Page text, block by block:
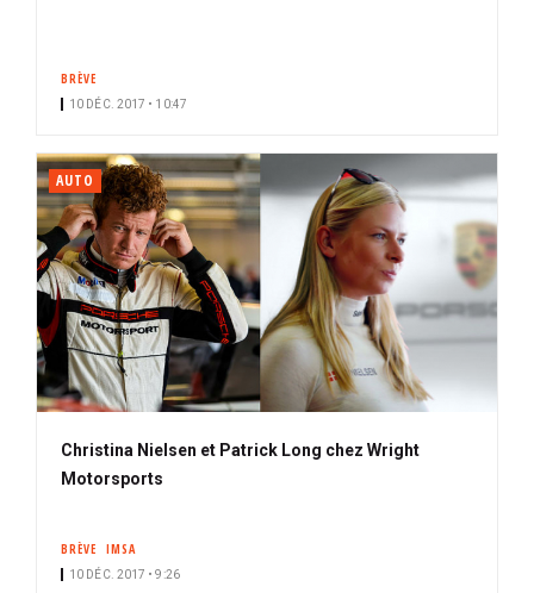
BRÈVE
10 DÉC. 2017 • 10:47
AUTO
Christina Nielsen et Patrick Long chez Wright
Motorsports
BRÈVE IMSA
10 DÉC. 2017 • 9:26